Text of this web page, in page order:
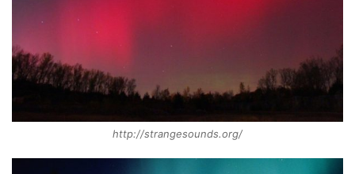
http://strangesounds.org/